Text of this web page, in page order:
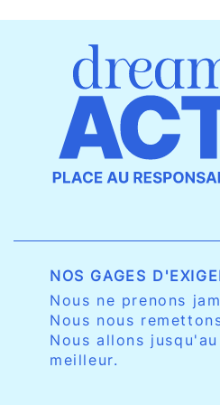
NOS GAGES
Nous ne prenons
Nous nous
Nous allons
meilleur.